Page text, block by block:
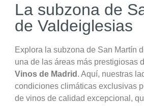
La subzona de
de Valdeiglesias
Explora la subzona de San Martín
una de las áreas más prestigiosas
Vinos de Madrid . Aquí, nuestras
condiciones climáticas exclusivas
de vinos de calidad excepcional,